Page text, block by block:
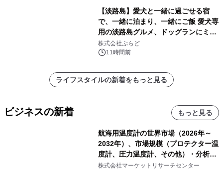
【淡路島】愛犬と一緒に過ごせる宿
で、一緒に泊まり、一緒にご飯 愛犬専
用の淡路島グルメ、ドッグランにミニ
プール グランピングとトレーラーハウ
スの2施設で
株式会社ぷらど
11時間前
ライフスタイルの新着をもっと見る
ビジネスの新着 もっと見る
航海用温度計の世界市場（2026年～
2032年）、市場規模（プロテクター温
度計、圧力温度計、その他）・分析レ
ポートを発表
株式会社マーケットリサーチセンター